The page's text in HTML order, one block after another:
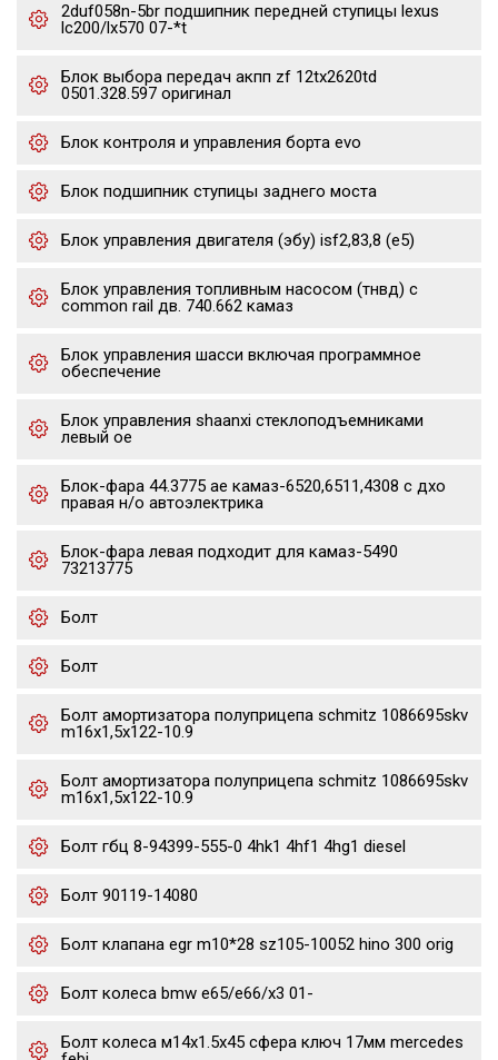
2duf058n-5br подшипник передней ступицы lexus
lc200/lx570 07-*t
Блок выбора передач акпп zf 12tx2620td
0501.328.597 оригинал
Блок контроля и управления борта evo
Блок подшипник ступицы заднего моста
Блок управления двигателя (эбу) isf2,83,8 (е5)
Блок управления топливным насосом (тнвд) с
common rail дв. 740.662 камаз
Блок управления шасси включая программное
обеспечение
Блок управления shaanxi стеклоподъемниками
левый oe
Блок-фара 44.3775 ae камаз-6520,6511,4308 с дхо
правая н/о автоэлектрика
Блок-фара левая подходит для камаз-5490
73213775
Болт
Болт
Болт амортизатора полуприцепа schmitz 1086695skv
m16x1,5х122-10.9
Болт амортизатора полуприцепа schmitz 1086695skv
m16x1,5х122-10.9
Болт гбц 8-94399-555-0 4hk1 4hf1 4hg1 diesel
Болт 90119-14080
Болт клапана egr m10*28 sz105-10052 hino 300 orig
Болт колеса bmw e65/e66/x3 01-
Болт колеса м14х1.5х45 сфера ключ 17мм mercedes